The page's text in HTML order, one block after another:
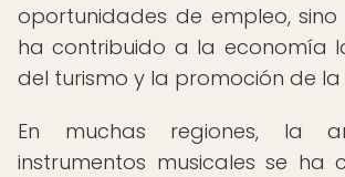
oportunidades de empleo,
ha contribuido a la economía
del turismo y la promoción de la
En muchas regiones, la
instrumentos musicales se ha